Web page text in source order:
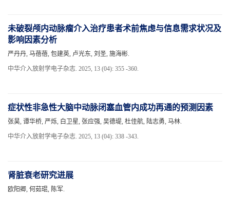
未破裂颅内动脉瘤介入治疗患者术前焦虑与信息需求状况及
影响因素分析
严丹丹, 马蓓蓓, 包建英, 卢光东, 刘圣, 施海彬.
中华介入放射学电子杂志. 2025, 13 (04): 355 -360.
症状性非急性大脑中动脉闭塞血管内成功再通的预测因素
张昊, 谭华桥, 严烁, 白卫星, 张应强, 吴德堤, 杜佳航, 陆志勇, 马林.
中华介入放射学电子杂志. 2025, 13 (04): 338 -343.
肾脏衰老研究进展
欧阳卿, 何茹琨, 陈军.